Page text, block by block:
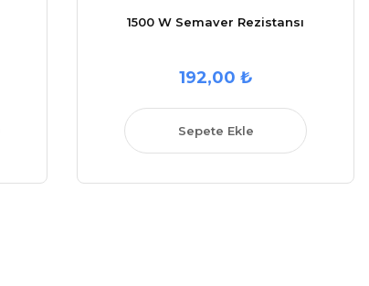
1500 W Semaver Rezistansı
192,00 ₺
Sepete Ekle